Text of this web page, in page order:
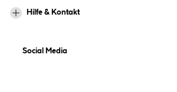
Hilfe & Kontakt
Social Media